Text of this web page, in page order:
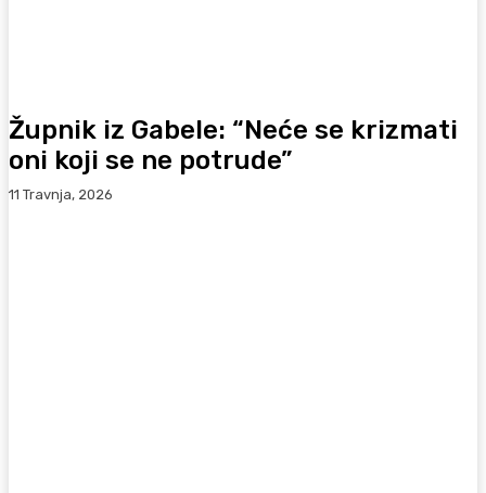
Župnik iz Gabele: “Neće se krizmati
oni koji se ne potrude”
11 Travnja, 2026